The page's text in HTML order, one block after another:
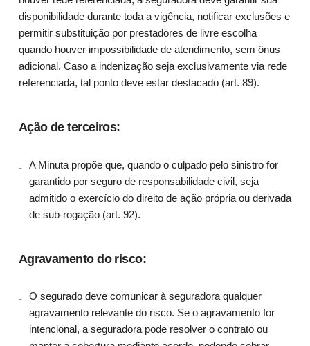
disponibilidade durante toda a vigência, notificar exclusões e
permitir substituição por prestadores de livre escolha
quando houver impossibilidade de atendimento, sem ônus
adicional. Caso a indenização seja exclusivamente via rede
referenciada, tal ponto deve estar destacado (art. 89).
Ação de terceiros:
A Minuta propõe que, quando o culpado pelo sinistro for
garantido por seguro de responsabilidade civil, seja
admitido o exercício do direito de ação própria ou derivada
de sub-rogação (art. 92).
Agravamento do risco:
O segurado deve comunicar à seguradora qualquer
agravamento relevante do risco. Se o agravamento for
intencional, a seguradora pode resolver o contrato ou